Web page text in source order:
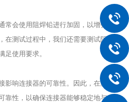
常会使用阻焊铅进行加固，以增强连接
在测试过程中，我们还需要测试阻焊铅
足使用要求。
影响连接器的可靠性。因此，在测试过
靠性，以确保连接器能够稳定地与电路